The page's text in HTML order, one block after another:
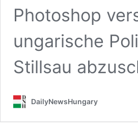
Photoshop
ungarische
Stillsau
DailyNewsHungary